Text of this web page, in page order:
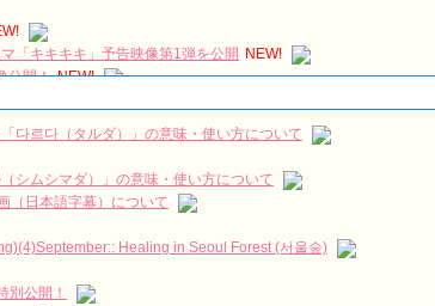
「キキキキ」予告映像第1弾を公開 NEW!
公開！ NEW!
신 &#39;한혜진 언니&#39; (ft. 도여니의 학창시절) | 편 먹고 갈래
)
にて先行レンタル開始！
손예진 Son Ye Jin-Crash Landing On You/ヒョンビン❤️ソンイ
다르다（タルダ）」の意味・使い方について
シムシマダ）」の意味・使い方について
（日本語字幕）について
Healing in Seoul Forest (서울숲)
別公開！